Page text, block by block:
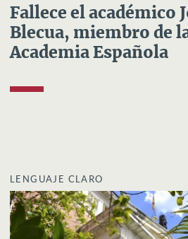
Fallece el académico
Blecua, miembro de
Academia Española
LENGUAJE CLARO